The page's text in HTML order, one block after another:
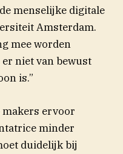
menselijke digitale
Amsterdam.
mee worden
niet van bewust
is.”
makers ervoor
minder
duidelijk bij